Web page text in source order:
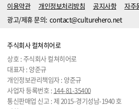
이용약관 개인정보처리방침 공지사항
자주
광고/제휴 문의: contact@culturehero.net
주식회사 컬쳐히어로
상호 : 주식회사 컬쳐히어로
대표자 : 양준규
개인정보관리책임자 : 양준규
사업자 등록번호 : 144-81-35400
통신판매업 신고 : 제 2015-경기성남-1940 호